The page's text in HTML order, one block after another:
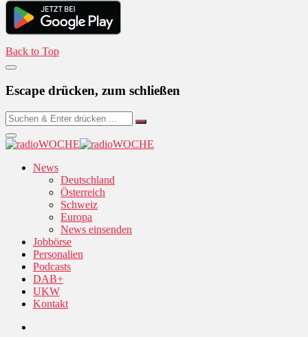
Back to Top
Escape drücken, zum schließen
News
Deutschland
Österreich
Schweiz
Europa
News einsenden
Jobbörse
Personalien
Podcasts
DAB+
UKW
Kontakt